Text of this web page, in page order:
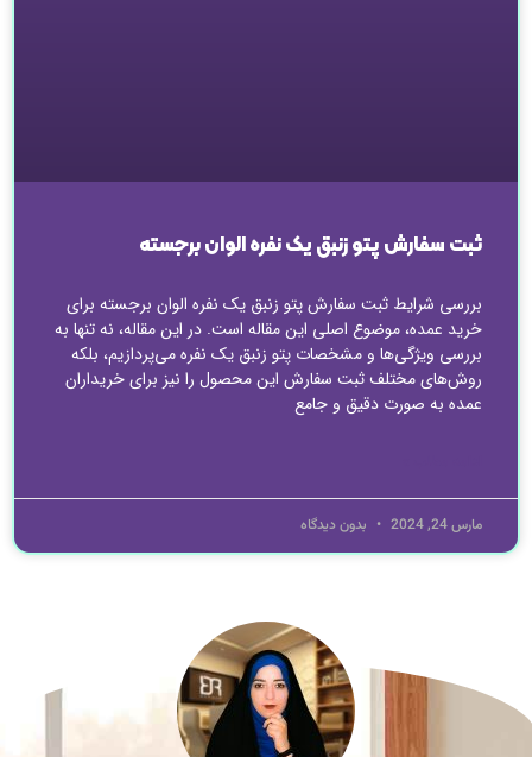
ثبت سفارش پتو زنبق یک نفره الوان برجسته
بررسی شرایط ثبت سفارش پتو زنبق یک نفره الوان برجسته برای
خرید عمده، موضوع اصلی این مقاله است. در این مقاله، نه تنها به
بررسی ویژگی‌ها و مشخصات پتو زنبق یک نفره می‌پردازیم، بلکه
روش‌های مختلف ثبت سفارش این محصول را نیز برای خریداران
عمده به صورت دقیق و جامع
مارس 24, 2024 بدون دیدگاه